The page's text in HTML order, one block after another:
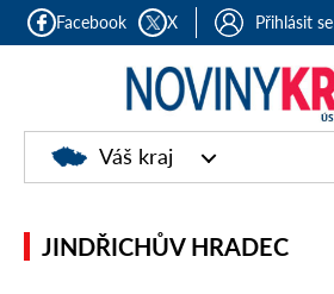
Facebook X Přihlásit se
Váš kraj
JINDŘICHŮV HRADEC